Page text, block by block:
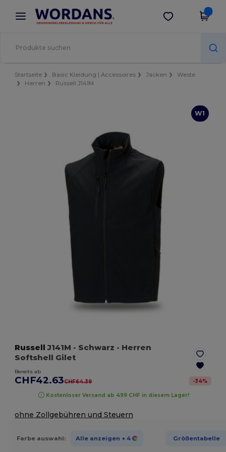
× Wordans App
Bessere Preise in der App!
App holen
Startseite Basic Kleidung | Accessoires Jacken
Weste
Herren
Russell J141M
W1
Russell J141M - Schwarz - Herren
Softshell Gilet
Bereits ab
CHF42.63CHF64.39 -34%
Kostenloser Versand ab 499 CHF in diesem Lager!
ohne Zollgebühren und Steuern
Farbe auswahl: Alle anzeigen + 4 Größentabelle